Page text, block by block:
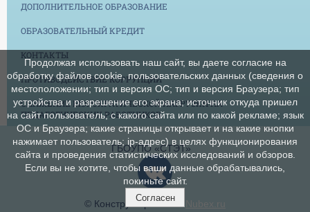
ДОПОЛНИТЕЛЬНОЕ ОБРАЗОВАНИЕ
ОБРАЗОВАТЕЛЬНЫЙ КРЕДИТ
КОНТАКТЫ
ПРОТИВОДЕЙСТВИЕ КОРРУПЦИИ
СНИЖЕНИЕ БЮРОКРАТИЧЕСКОЙ НАГРУЗКИ НА
ПЕДАГОГИЧЕСКИХ РАБОТНИКОВ
ГБОУПО «СТЭТ»
© Конструктор сайтов Nubex.ru
Продолжая использовать наш сайт, вы даете согласие на
обработку файлов cookie, пользовательских данных (сведения о
местоположении; тип и версия ОС; тип и версия Браузера; тип
устройства и разрешение его экрана; источник откуда пришел
на сайт пользователь; с какого сайта или по какой рекламе; язык
ОС и Браузера; какие страницы открывает и на какие кнопки
нажимает пользователь; ip-адрес) в целях функционирования
сайта и проведения статистических исследований и обзоров.
Если вы не хотите, чтобы ваши данные обрабатывались,
покиньте сайт.
Согласен